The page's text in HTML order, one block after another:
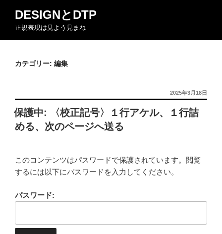
ン
DESIGNとDTP
正規表現は見よう見まね
カテゴリー: 編集
投
稿
日:
2025年3月18日
保護中: 〈校正記号〉１行アケル、１行詰
める、次のページへ送る
このコンテンツはパスワードで保護されています。閲覧
するには以下にパスワードを入力してください。
パスワード: